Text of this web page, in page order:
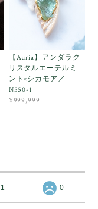
【Auria】アンダラク
リスタルエーテルミ
ント×シカモア／
N550-1
¥999,999
1 0